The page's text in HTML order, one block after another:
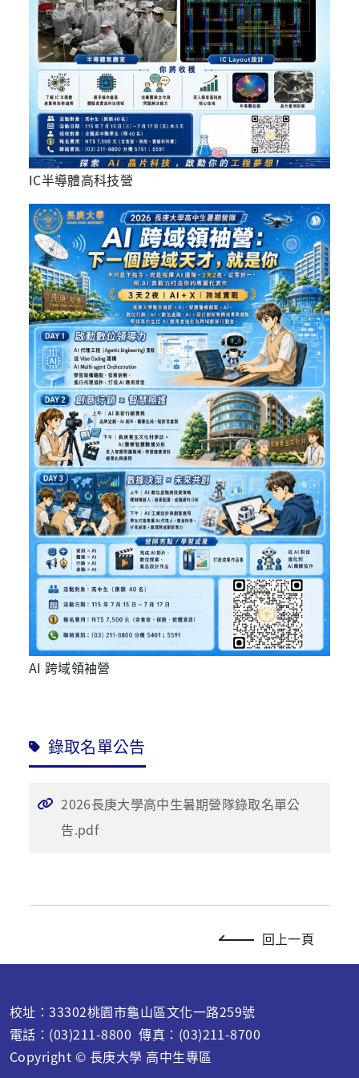
IC半導體高科技營
AI 跨域領袖營
錄取名單公告
2026長庚大學高中生暑期營隊錄取名單公
告.pdf
回上一頁
校址：33302桃園市龜山區文化一路259號
電話：(03)211-8800 傳真：(03)211-8700
Copyright © 長庚大學 高中生專區